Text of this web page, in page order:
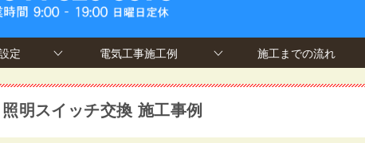
定 電気工事施工例 施工までの流れ
明スイッチ交換 施工事例